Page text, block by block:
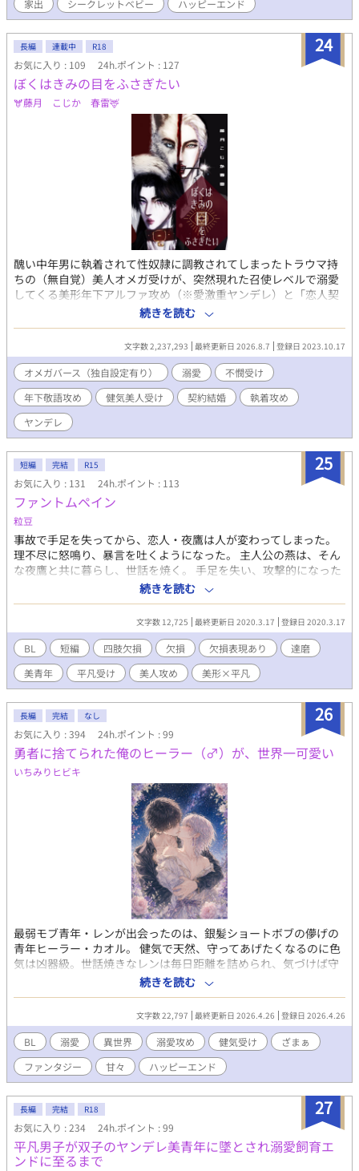
イ。 翌日にフレイが馬乗りになって誘惑し、ようやく身も心も
ひとつになった。 順調に愛を育んでいた。 そう思っていたの
だが、半年後。 義父のとある発言により、ふたりは愛のない典
型的な政略結婚だったことを知ってしまう。 ショックを受ける
フレイ。 そこにヴァレリオの元婚約者も現れて――！？ ヴァ
レリオには好きな人と結ばれてほしいと願うフレイは、身を引く
ことにしたのだが……。 美形のレジェンド（42） × 一途な
可愛い系美青年（18） 女性も登場しますが、恋愛には発展しま
せん。 ※ R-18 ※はイチャイチャ回なので、苦手な方は飛ば
してくださって大丈夫です(`･ω･´)ゞ
家出 シークレットベビー ハッピーエンド
24
長編 連載中 R18
お気に入り : 109 24h.ポイント : 127
ぼくはきみの目をふさぎたい
🫎藤月 こじか 春雷🦌
醜い中年男に執着されて性奴隷に調教されてしまったトラウマ持
ちの（無自覚）美人オメガ受けが、突然現れた召使レベルで溺愛
してくる美形年下アルファ攻め（※愛激重ヤンデレ）と「恋人契
約」を結び、地獄から天国くらい180度変わった環境でとにかく
結婚を迫られて（ひとまず）「婚姻契約」を結ぶ、改変オメガバ
ースBL。 主に敬語の癇癪もち執着ドＳ作家アルファ×健気儚げ、
でも芯強めで実はプライド高め、理屈っぽい卑屈ドＭオメガ（※
ド天然） ※受けも病んでるのでたまにヤンデレ化。 ※攻めは獣人
化要素あり（狼、人狼、人間）。 ※今後攻め×受けで主従プレイ
（SMプレイ）も含まれそう。 【あらすじ】 「私と一週間の〝恋
人契約〟を結んでください。」 オメガ男性、27歳のユンファ（受
け）は「性奴隷契約」を交わしたケグリが経営する店で日夜働
れる悲惨な日々を送っていた。 そんなある日、盲目だろう謎の美
青年――ソンジュ（攻め）――がケグリの経営するカフェへ訪
れ、ユンファはその美青年から謎の多い「取材」を受けることに
なる。 またその内にその美青年は、なんと名家九条ヲク家の子息
にして次期当主の「九条・ヲク・ソンジュ」であることが判明し
たが、そうした高い身分にありながらソンジュは性奴隷のユンフ
ァに「恋人契約」を持ちかけ、二人はその「契約」を結ぶ。 そし
て二人はソンジュの高級マンションへ――ユンファは下等な性奴
隷として虐げられていたところから一変、執事付きの驚くほど豪
華なそこで一週間ソンジュの「契約上の恋人」として過ごすこと
になるが、どうもソンジュは「契約」とは名ばかりに、ユンファ
のことを本当に、狂気的なまでに愛しているようで……。 ユンフ
ァは幾度もソンジュに結婚を迫られ、そしてユンファもソンジュ
の神のような慈愛と、悪魔のような狂愛に翻弄されつつも、その
謎の多い美青年に強く惹かれてゆくが…――。 「僕は、貴方とは
結婚出来ません――。」 【2026年3月より始まった新制度『未管
理著作物裁定制度』における意思表示（念のため）】 非営利・営
利を問わず、当作をふくむ当方全作品においてイラスト・作中内
文章はもちろん、表紙絵やあらすじ等ふくむ作品の一切の無断利
用を禁じます（AI学習等含む）。
続きを読む
文字数 2,237,293 最終更新日 2026.8.7 登録日 2023.10.17
オメガバース（独自設定有り） 溺愛
不憫受け
年下敬語攻め
健気美人受け 契約結婚
執着攻め
ヤンデレ
25
短編 完結 R15
お気に入り : 131 24h.ポイント : 113
ファントムペイン
粒豆
事故で手足を失ってから、恋人・夜鷹は人が変わってしまった。
理不尽に怒鳴り、暴言を吐くようになった。 主人公の燕は、そん
な夜鷹と共に暮らし、世話を焼く。 手足を失い、攻撃的になった
夜鷹の世話をするのは決して楽ではなかった…… 手足を失った恋
人との生活。鬱系BL。 ※四肢欠損などの特殊な表現を含みます。
続きを読む
文字数 12,725 最終更新日 2020.3.17 登録日 2020.3.17
BL 短編 四肢欠損 欠損 欠損表現あり
達磨
美青年
平凡受け 美人攻め 美形×平凡
26
長編 完結 なし
お気に入り : 394 24h.ポイント : 99
勇者に捨てられた俺のヒーラー（♂）が、世界一可愛い
いちみりヒビキ
最弱モブ青年・レンが出会ったのは、銀髪ショートボブの儚げの
青年ヒーラー・カオル。 健気で天然、守ってあげたくなるのに色
気は凶器級。世話焼きなレンは毎日距離を詰められ、気づけば守
護欲MAXのスパダリ化。 星空の下での初キス、密着修行、両片想
いのすれ違い――。 だが現れた勇者は、カオルを侮辱し価値を否
定する。その瞬間、モブ攻めレンはブチ切れた。 「その言葉、取
り消せ」 これは、最弱攻めが愛する美人受けのために勇者をぶっ
飛ばし、溺愛覚醒する異世界BL。 ざまぁあり、甘々あり、最後は
てえてえのハッピーエンドです。 ※完全健全です。安心してお読
み頂けます。 ◾️ＡＩ活用 ・表紙（ＡＩイラスト） ・会話テンポの
調整と文章校正 ・タイトル案、概要案など ◾️各話リスト １ 召
喚された美青年 ２ 世話焼きモブ青年と健気ヒーラー ３ 密
着イベント連発 ４ 星空の下、初めてのキス ５ 勇者一行、
来村 ６ モブ、勇者に喧嘩を売る ７ 絶望、それでも立て
８ 愛でぶっ倒す勇者戦 ９ お前しか見えてねえ １０ 手を
繋いで、世界へ
続きを読む
文字数 22,797 最終更新日 2026.4.26 登録日 2026.4.26
BL 溺愛 異世界 溺愛攻め 健気受け
ざまぁ
ファンタジー
甘々 ハッピーエンド
27
長編 完結 R18
お気に入り : 234 24h.ポイント : 99
平凡男子が双子のヤンデレ美青年に墜とされ溺愛飼育エ
ンドに至るまで